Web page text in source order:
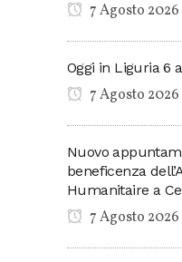
7 Agosto 2026
Oggi in Liguria 6
7 Agosto 2026
Nuovo
beneficenza
Humanitaire a
7 Agosto 2026